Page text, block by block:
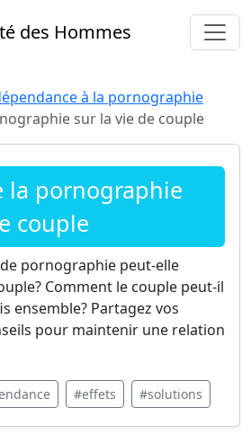
des Hommes
à la pornographie
sur la vie de couple
la pornographie
couple
pornographie peut-elle
Comment le couple peut-il
ensemble? Partagez vos
pour maintenir une relation
#effets #solutions